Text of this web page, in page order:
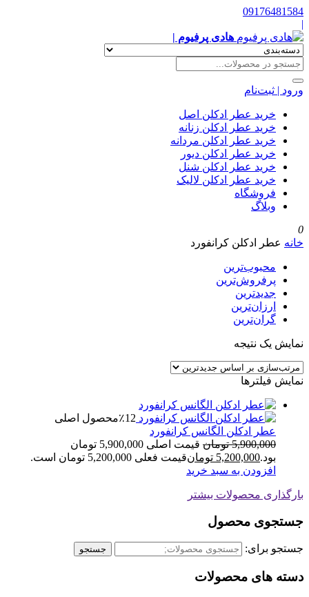
09176481584
|
هادی پرفیوم |
ورود | ثبت‌نام
خرید عطر ادکلن اصل
خرید عطر ادکلن زنانه
خرید عطر ادکلن مردانه
خرید عطر ادکلن دیور
خرید عطر ادکلن شنل
خرید عطر ادکلن لالیک
فروشگاه
وبلاگ
0
خانه عطر ادکلن کرانفورد
محبوب‌ترین
پرفروش‌ترین
جدیدترین
ارزان‌ترین
گران‌ترین
نمایش یک نتیجه
نمایش فیلترها
٪12محصول اصلی
عطر ادکلن الگانس کرانفورد
5,900,000 تومان
قیمت اصلی 5,900,000 تومان
بود.5,200,000 تومانقیمت فعلی 5,200,000 تومان است.
افزودن به سبد خرید
بارگذاری محصولات بیشتر
جستجوی محصول
جستجو برای: جستجو
دسته های محصولات